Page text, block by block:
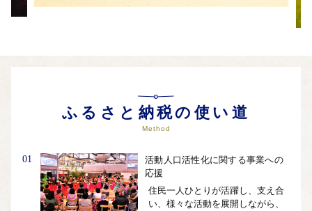
ふるさと納税の使い道
Method
01
活動人口活性化に関する事業への
応援
住民一人ひとりが活躍し、支え合
い、様々な活動を展開しながら、